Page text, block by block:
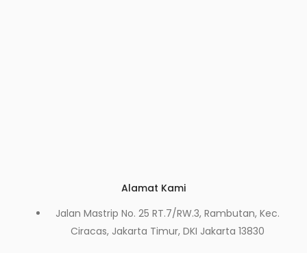
Alamat Kami
Jalan Mastrip No. 25 RT.7/RW.3, Rambutan, Kec.
Ciracas, Jakarta Timur, DKI Jakarta 13830